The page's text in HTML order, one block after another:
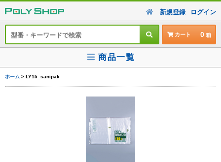
新規登録 ログイン
カート 0
商品一覧
ホーム > LY15_sanipak